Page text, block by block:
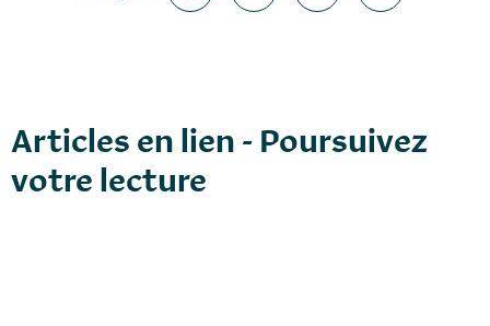
Articles en lien - Poursuivez
votre lecture